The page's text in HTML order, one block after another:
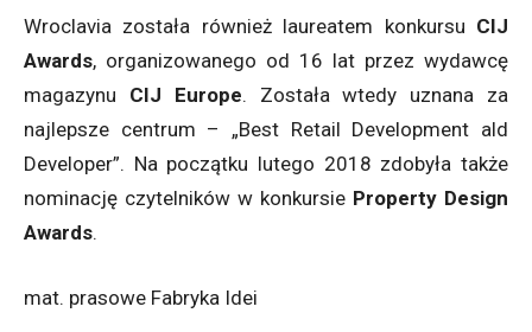
Wroclavia została również laureatem konkursu CIJ
Awards, organizowanego od 16 lat przez wydawcę
magazynu CIJ Europe. Została wtedy uznana za
najlepsze centrum – „Best Retail Development ald
Developer”. Na początku lutego 2018 zdobyła także
nominację czytelników w konkursie Property Design
Awards.
mat. prasowe Fabryka Idei